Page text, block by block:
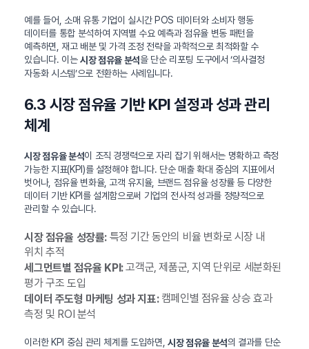
예를 들어, 소매 유통 기업이 실시간 POS 데이터와 소비자 행동
데이터를 통합 분석하여 지역별 수요 예측과 점유율 변동 패턴을
예측하면, 재고 배분 및 가격 조정 전략을 과학적으로 최적화할 수
있습니다. 이는시장 점유율 분석을 단순 리포팅 도구에서 ‘의사결정
자동화 시스템’으로 전환하는 사례입니다.
6.3 시장 점유율 기반 KPI 설정과 성과 관리
체계
시장 점유율 분석이 조직 경쟁력으로 자리 잡기 위해서는 명확하고 측정
가능한 지표(KPI)를 설정해야 합니다. 단순 매출 확대 중심의 지표에서
벗어나, 점유율 변화율, 고객 유지율, 브랜드 점유율 성장률 등 다양한
데이터 기반 KPI를 설계함으로써 기업의 전사적 성과를 정량적으로
관리할 수 있습니다.
시장 점유율 성장률:특정 기간 동안의 비율 변화로 시장 내
위치 추적
세그먼트별 점유율 KPI:고객군, 제품군, 지역 단위로 세분화된
평가 구조 도입
데이터 주도형 마케팅 성과 지표:캠페인별 점유율 상승 효과
측정 및 ROI 분석
이러한 KPI 중심 관리 체계를 도입하면, 시장 점유율 분석의 결과를 단순